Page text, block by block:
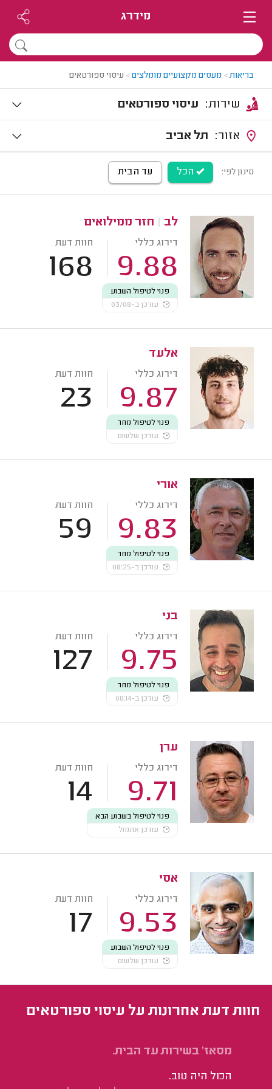
מידרג
בריאות> מעסים מקצועיים מומלצים> עיסוי ספורטאים
עיסוי ספורטאים
תל אביב
סינון לפי: הכל עד הבית
לב חזר ממילואים
דירוג כללי
9.88
חוות דעת
168
פנוי לטיפול השבוע
עודכן ב-03/08
אלעד
דירוג כללי
9.87
חוות דעת
23
פנוי לטיפול מחר
עודכן שלשום
אורי
דירוג כללי
9.83
חוות דעת
59
פנוי לטיפול מחר
עודכן ב-08:25
בני
דירוג כללי
9.75
חוות דעת
127
פנוי לטיפול מחר
עודכן ב-08:14
ערן
דירוג כללי
9.71
חוות דעת
14
פנוי לטיפול בשבוע הבא
עודכן אתמול
אסי
דירוג כללי
9.53
חוות דעת
17
פנוי לטיפול השבוע
עודכן שלשום
חוות דעת אחרונות על עיסוי ספורטאים
מסאז' בשירות עד הבית.
הכול היה טוב.